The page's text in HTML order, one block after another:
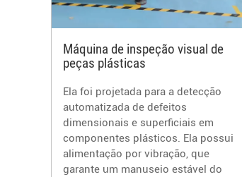
Máquina de inspeção visual de
peças plásticas
Ela foi projetada para a detecção
automatizada de defeitos
dimensionais e superficiais em
componentes plásticos. Ela possui
alimentação por vibração, que
garante um manuseio estável do